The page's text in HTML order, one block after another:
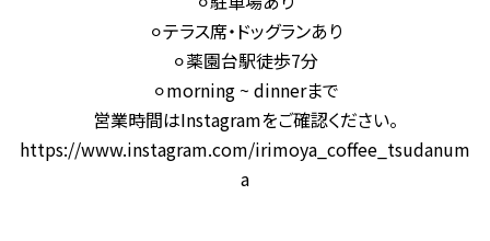
⚪︎テラス席・ドッグランあり
⚪︎薬園台駅徒歩7分
⚪︎morning ~ dinnerまで
営業時間はInstagramをご確認ください。
https://www.instagram.com/irimoya_coffee_tsudanum
a